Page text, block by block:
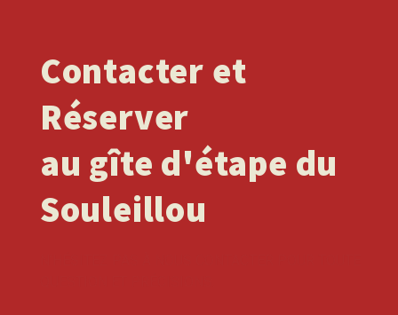
Contacter et
Réserver
au gîte d'étape du
Souleillou